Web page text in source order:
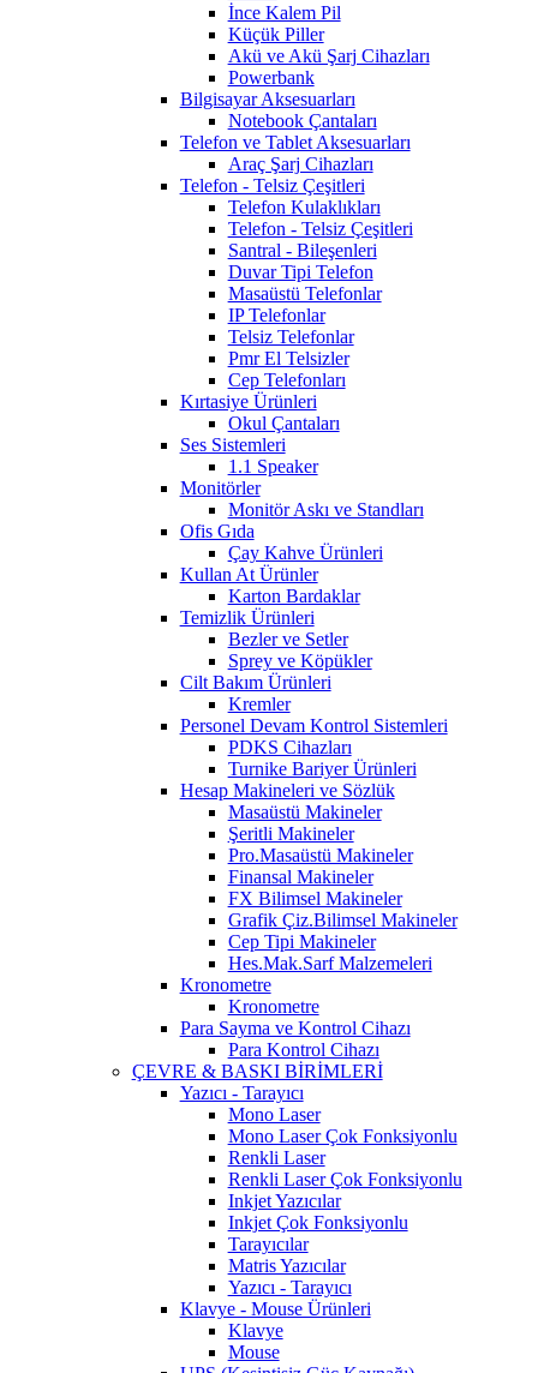
İnce Kalem Pil
Küçük Piller
Akü ve Akü Şarj Cihazları
Powerbank
Bilgisayar Aksesuarları
Notebook Çantaları
Telefon ve Tablet Aksesuarları
Araç Şarj Cihazları
Telefon - Telsiz Çeşitleri
Telefon Kulaklıkları
Telefon - Telsiz Çeşitleri
Santral - Bileşenleri
Duvar Tipi Telefon
Masaüstü Telefonlar
IP Telefonlar
Telsiz Telefonlar
Pmr El Telsizler
Cep Telefonları
Kırtasiye Ürünleri
Okul Çantaları
Ses Sistemleri
1.1 Speaker
Monitörler
Monitör Askı ve Standları
Ofis Gıda
Çay Kahve Ürünleri
Kullan At Ürünler
Karton Bardaklar
Temizlik Ürünleri
Bezler ve Setler
Sprey ve Köpükler
Cilt Bakım Ürünleri
Kremler
Personel Devam Kontrol Sistemleri
PDKS Cihazları
Turnike Bariyer Ürünleri
Hesap Makineleri ve Sözlük
Masaüstü Makineler
Şeritli Makineler
Pro.Masaüstü Makineler
Finansal Makineler
FX Bilimsel Makineler
Grafik Çiz.Bilimsel Makineler
Cep Tipi Makineler
Hes.Mak.Sarf Malzemeleri
Kronometre
Kronometre
Para Sayma ve Kontrol Cihazı
Para Kontrol Cihazı
ÇEVRE & BASKI BİRİMLERİ
Yazıcı - Tarayıcı
Mono Laser
Mono Laser Çok Fonksiyonlu
Renkli Laser
Renkli Laser Çok Fonksiyonlu
Inkjet Yazıcılar
Inkjet Çok Fonksiyonlu
Tarayıcılar
Matris Yazıcılar
Yazıcı - Tarayıcı
Klavye - Mouse Ürünleri
Klavye
Mouse